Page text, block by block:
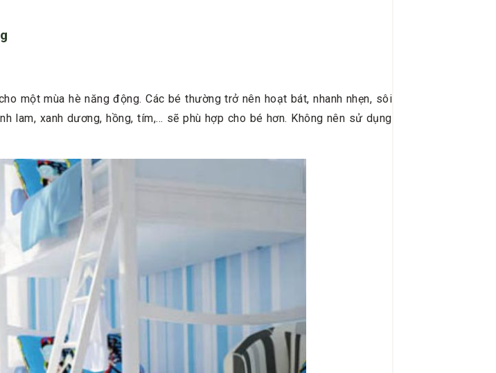
một mùa hè năng động. Các bé thường trở nên hoạt bát, nhanh nhẹn, sôi
lam, xanh dương, hồng, tím,... sẽ phù hợp cho bé hơn. Không nên sử dụng